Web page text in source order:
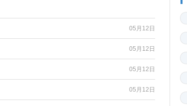
05月12日
05月12日
05月12日
05月12日